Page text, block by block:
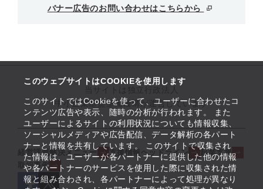
このウェブサイトはCOOKIEを使用します
このサイトではCookieを使って、ユーザーに合わせたコ
ンテンツ広告や表示、随時の分析が行われます。 また
ユーザーによるサイトの利用状況についても情報収集、
ソーシャルメディアや広告配信、データ解析の各パート
ナーと情報を共有しています。 このサイトで収集され
た情報は、ユーザーが各パートナーに提供した他の情報
や各パートナーのサービスを使用した際に収集された情
報と組み合わされ、各パートナーによって処理が異なり
バナー広告のお問い合わせはこちらから
中小企業基盤整備機構が運営しています
経営課題解決メニュー 支援情報ヘッドライン
起業支援
取組事例